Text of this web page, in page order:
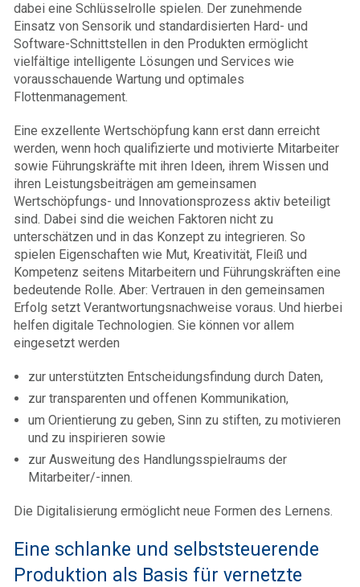
dabei eine Schlüsselrolle spielen. Der zunehmende
Einsatz von Sensorik und standardisierten Hard- und
Software-Schnittstellen in den Produkten ermöglicht
vielfältige intelligente Lösungen und Services wie
vorausschauende Wartung und optimales
Flottenmanagement.
Eine exzellente Wertschöpfung kann erst dann erreicht
werden, wenn hoch qualifizierte und motivierte Mitarbeiter
sowie Führungskräfte mit ihren Ideen, ihrem Wissen und
ihren Leistungsbeiträgen am gemeinsamen
Wertschöpfungs- und Innovationsprozess aktiv beteiligt
sind. Dabei sind die weichen Faktoren nicht zu
unterschätzen und in das Konzept zu integrieren. So
spielen Eigenschaften wie Mut, Kreativität, Fleiß und
Kompetenz seitens Mitarbeitern und Führungskräften eine
bedeutende Rolle. Aber: Vertrauen in den gemeinsamen
Erfolg setzt Verantwortungsnachweise voraus. Und hierbei
helfen digitale Technologien. Sie können vor allem
eingesetzt werden
zur unterstützten Entscheidungsfindung durch Daten,
zur transparenten und offenen Kommunikation,
um Orientierung zu geben, Sinn zu stiften, zu motivieren
und zu inspirieren sowie
zur Ausweitung des Handlungsspielraums der
Mitarbeiter/-innen.
Die Digitalisierung ermöglicht neue Formen des Lernens.
Eine schlanke und selbststeuerende
Produktion als Basis für vernetzte